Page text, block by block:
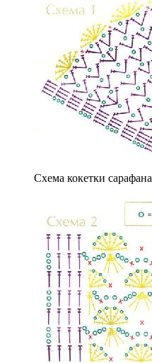
Схема кокетки сарафана